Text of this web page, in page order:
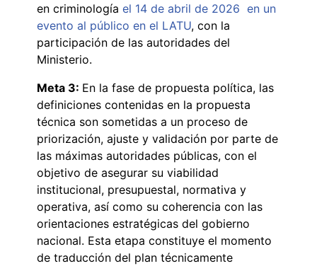
en criminología el 14 de abril de 2026 en un
evento al público en el LATU, con la
participación de las autoridades del
Ministerio.
Meta 3: En la fase de propuesta política, las
definiciones contenidas en la propuesta
técnica son sometidas a un proceso de
priorización, ajuste y validación por parte de
las máximas autoridades públicas, con el
objetivo de asegurar su viabilidad
institucional, presupuestal, normativa y
operativa, así como su coherencia con las
orientaciones estratégicas del gobierno
nacional. Esta etapa constituye el momento
de traducción del plan técnicamente